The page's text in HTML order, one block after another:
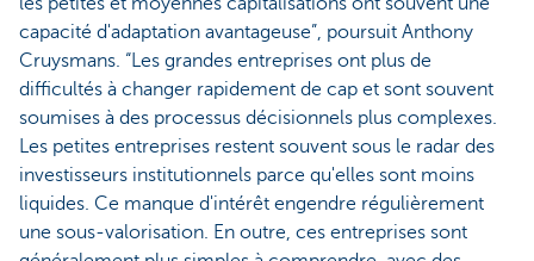
capacité d'adaptation avantageuse”, poursuit Anthony
Cruysmans. “Les grandes entreprises ont plus de
difficultés à changer rapidement de cap et sont souvent
soumises à des processus décisionnels plus complexes.
Les petites entreprises restent souvent sous le radar des
investisseurs institutionnels parce qu'elles sont moins
liquides. Ce manque d'intérêt engendre régulièrement
une sous-valorisation. En outre, ces entreprises sont